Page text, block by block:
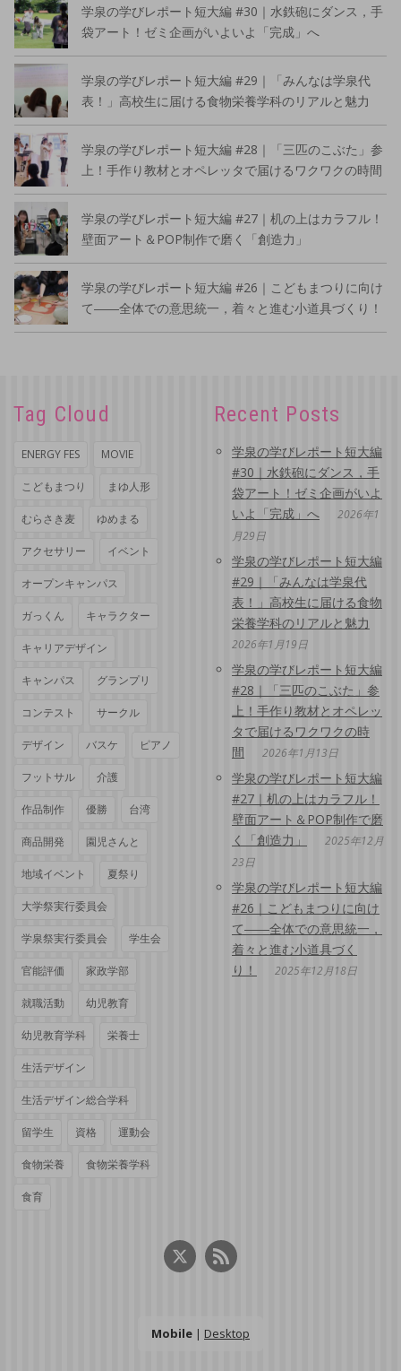
学泉の学びレポート短大編 #30｜水鉄砲にダンス，手
袋アート！ゼミ企画がいよいよ「完成」へ
学泉の学びレポート短大編 #29｜「みんなは学泉代
表！」高校生に届ける食物栄養学科のリアルと魅力
学泉の学びレポート短大編 #28｜「三匹のこぶた」参
上！手作り教材とオペレッタで届けるワクワクの時間
学泉の学びレポート短大編 #27｜机の上はカラフル！
壁面アート＆POP制作で磨く「創造力」
学泉の学びレポート短大編 #26｜こどもまつりに向け
て――全体での意思統一，着々と進む小道具づくり！
Tag Cloud
ENERGY FES MOVIE
こどもまつり まゆ人形
むらさき麦 ゆめまる
アクセサリー イベント
オープンキャンパス
ガっくん キャラクター
キャリアデザイン
キャンパス グランプリ
コンテスト サークル
デザイン バスケ ピアノ
フットサル 介護
作品制作 優勝 台湾
商品開発 園児さんと
地域イベント 夏祭り
大学祭実行委員会
学泉祭実行委員会 学生会
官能評価 家政学部
就職活動 幼児教育
幼児教育学科 栄養士
生活デザイン
生活デザイン総合学科
留学生 資格 運動会
食物栄養 食物栄養学科
食育
Recent Posts
学泉の学びレポート短大編
#30｜水鉄砲にダンス，手
袋アート！ゼミ企画がいよ
いよ「完成」へ
2026年1
月29日
学泉の学びレポート短大編
#29｜「みんなは学泉代
表！」高校生に届ける食物
栄養学科のリアルと魅力
2026年1月19日
学泉の学びレポート短大編
#28｜「三匹のこぶた」参
上！手作り教材とオペレッ
タで届けるワクワクの時
間
2026年1月13日
学泉の学びレポート短大編
#27｜机の上はカラフル！
壁面アート＆POP制作で磨
く「創造力」
2025年12月
23日
学泉の学びレポート短大編
#26｜こどもまつりに向け
て――全体での意思統一，
着々と進む小道具づく
り！
2025年12月18日
Mobile | Desktop